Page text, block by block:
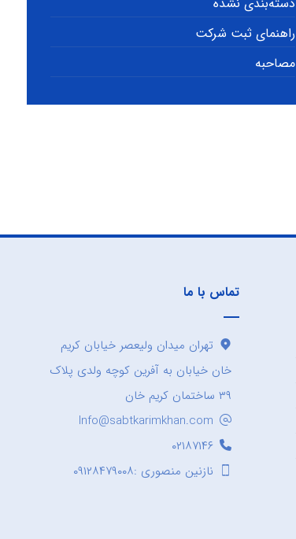
راهنمای ثبت شرکت
مصاحبه
تماس با ما
تهران میدان ولیعصر خیابان کریم
خان خیابان به آفرین کوچه ولدی پلاک
۳۹ ساختمان کریم خان
Info@sabtkarimkhan.com
۰۲۱۸۷۱۴۶
نازنین منصوری :۰۹۱۲۸۴۷۹۰۰۸